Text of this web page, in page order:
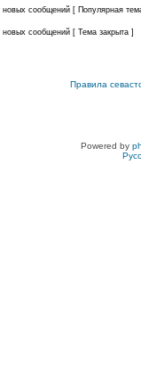
новых сообщений [ Популярная
новых сообщений [ Тема закрыта ]
Правила
Powered by